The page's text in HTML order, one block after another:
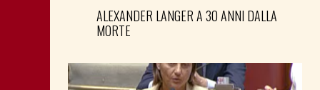
ALEXANDER LANGER A 30 ANNI DALLA
MORTE